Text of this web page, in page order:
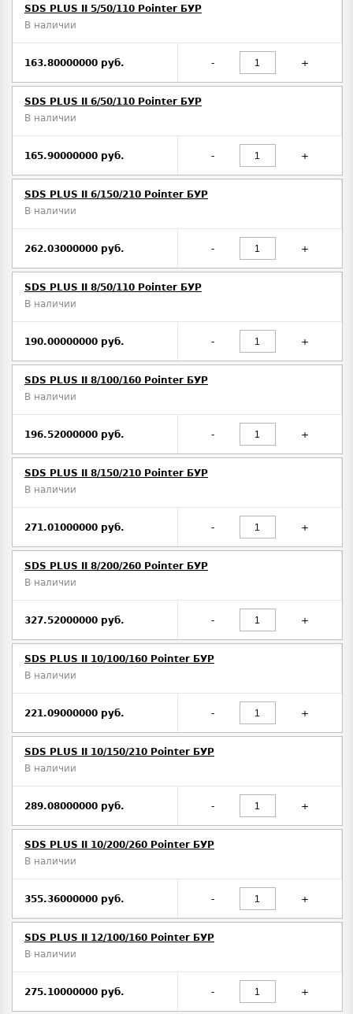
SDS PLUS II 5/50/110 Pointer БУР
В наличии
163.80000000 руб. - +
SDS PLUS II 6/50/110 Pointer БУР
В наличии
165.90000000 руб. - +
SDS PLUS II 6/150/210 Pointer БУР
В наличии
262.03000000 руб. - +
SDS PLUS II 8/50/110 Pointer БУР
В наличии
190.00000000 руб. - +
SDS PLUS II 8/100/160 Pointer БУР
В наличии
196.52000000 руб. - +
SDS PLUS II 8/150/210 Pointer БУР
В наличии
271.01000000 руб. - +
SDS PLUS II 8/200/260 Pointer БУР
В наличии
327.52000000 руб. - +
SDS PLUS II 10/100/160 Pointer БУР
В наличии
221.09000000 руб. - +
SDS PLUS II 10/150/210 Pointer БУР
В наличии
289.08000000 руб. - +
SDS PLUS II 10/200/260 Pointer БУР
В наличии
355.36000000 руб. - +
SDS PLUS II 12/100/160 Pointer БУР
В наличии
275.10000000 руб. - +